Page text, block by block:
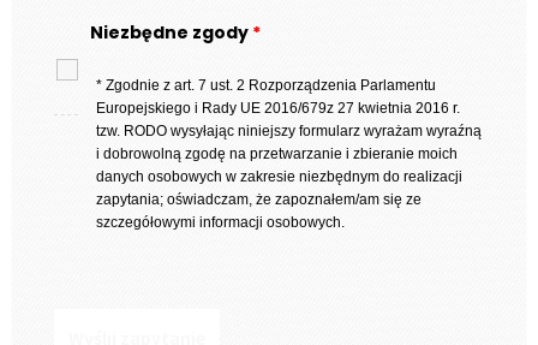
Niezbędne zgody *
* Zgodnie z art. 7 ust. 2 Rozporządzenia Parlamentu
Europejskiego i Rady UE 2016/679z 27 kwietnia 2016 r.
tzw. RODO wysyłając niniejszy formularz wyrażam wyraźną
i dobrowolną zgodę na przetwarzanie i zbieranie moich
danych osobowych w zakresie niezbędnym do realizacji
zapytania; oświadczam, że zapoznałem/am się ze
szczegółowymi informacji osobowych.